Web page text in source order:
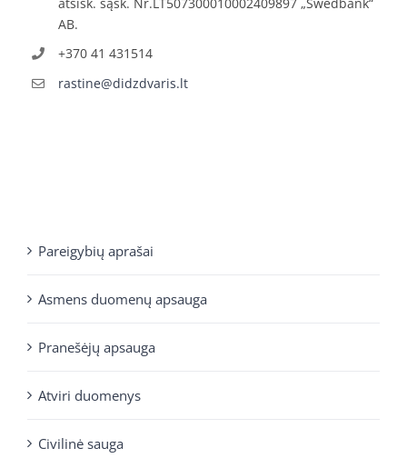
AB.
+370 41 431514
rastine@didzdvaris.lt
Pareigybių aprašai
Asmens duomenų apsauga
Pranešėjų apsauga
Atviri duomenys
Civilinė sauga